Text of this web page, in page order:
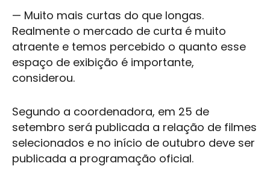
— Muito mais curtas do que longas.
Realmente o mercado de curta é muito
atraente e temos percebido o quanto esse
espaço de exibição é importante,
considerou.
Segundo a coordenadora, em 25 de
setembro será publicada a relação de filmes
selecionados e no início de outubro deve ser
publicada a programação oficial.